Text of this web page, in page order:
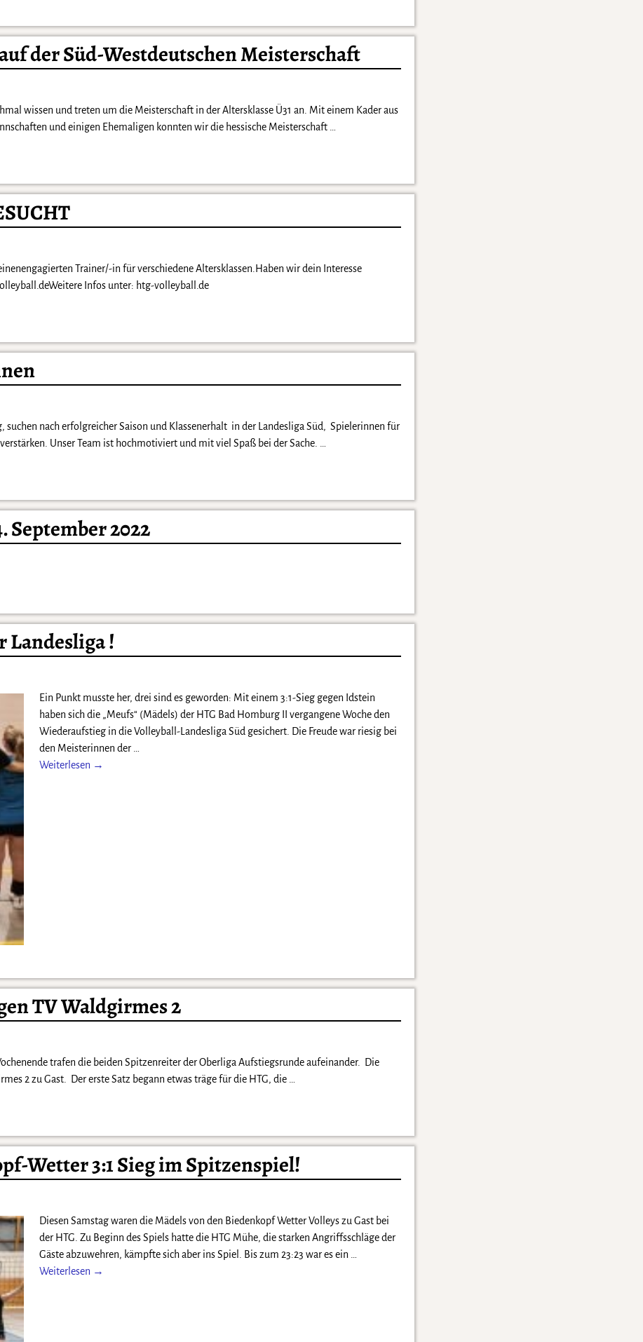
der Süd-Westdeutschen Meisterschaft
wissen und treten um die Meisterschaft in der Altersklasse Ü31 an. Mit einem Kader aus
und einigen Ehemaligen konnten wir die hessische Meisterschaft …
Trainer/-in für verschiedene Altersklassen.Haben wir dein Interesse
Infos unter: htg-volleyball.de
nach erfolgreicher Saison und Klassenerhalt in der Landesliga Süd, Spielerinnen für
Unser Team ist hochmotiviert und mit viel Spaß bei der Sache. …
2022
Landesliga !
Ein Punkt musste her, drei sind es geworden: Mit einem 3:1-Sieg gegen Idstein
haben sich die „Meufs“ (Mädels) der HTG Bad Homburg II vergangene Woche den
Wiederaufstieg in die Volleyball-Landesliga Süd gesichert. Die Freude war riesig bei
den Meisterinnen der …
Weiterlesen →
TV Waldgirmes 2
trafen die beiden Spitzenreiter der Oberliga Aufstiegsrunde aufeinander. Die
2 zu Gast. Der erste Satz begann etwas träge für die HTG, die
Wetter 3:1 Sieg im Spitzenspiel!
Diesen Samstag waren die Mädels von den Biedenkopf Wetter Volleys zu Gast bei
der HTG. Zu Beginn des Spiels hatte die HTG Mühe, die starken Angriffsschläge der
Gäste abzuwehren, kämpfte sich aber ins Spiel. Bis zum 23:23 war es ein
Weiterlesen →